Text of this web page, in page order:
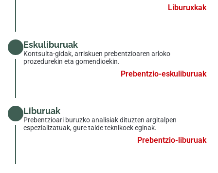
Liburuxkak
Eskuliburuak
Kontsulta-gidak, arriskuen prebentzioaren arloko
prozedurekin eta gomendioekin.
Prebentzio-eskuliburuak
Liburuak
Prebentzioari buruzko analisiak dituzten argitalpen
espezializatuak, gure talde teknikoek eginak.
Prebentzio-liburuak